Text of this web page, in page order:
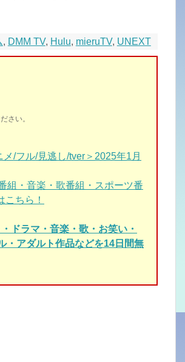
, DMM TV, Hulu, mieruTV, UNEXT
さい。
/フル/見逃し/tver＞2025年1月
組・音楽・歌番組・スポーツ番
ちら！
ドラマ・音楽・歌・お笑い・
・アダルト作品などを14日間無